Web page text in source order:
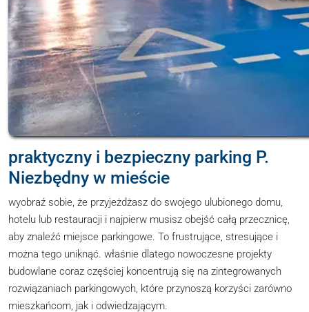
praktyczny i bezpieczny parking P.
Niezbędny w mieście
wyobraź sobie, że przyjeżdżasz do swojego ulubionego domu,
hotelu lub restauracji i najpierw musisz obejść całą przecznicę,
aby znaleźć miejsce parkingowe. To frustrujące, stresujące i
można tego uniknąć. właśnie dlatego nowoczesne projekty
budowlane coraz częściej koncentrują się na zintegrowanych
rozwiązaniach parkingowych, które przynoszą korzyści zarówno
mieszkańcom, jak i odwiedzającym.